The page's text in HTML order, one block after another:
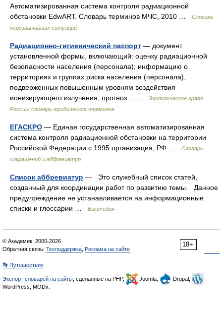
Автоматизированная система контроля радиационной
обстановки EdwART. Словарь терминов МЧС, 2010 …
Словарь
черезвычайных ситуаций
Радиационно-гигиенический паспорт — документ
установленной формы, включающий: оценку радиационной
безопасности населения (персонала); информацию о
территориях и группах риска населения (персонала),
подверженных повышенным уровням воздействия
ионизирующего излучения; прогноз… …
Экологическое право
России: словарь юридических терминов
ЕГАСКРО — Единая государственная автоматизированная
система контроля радиационной обстановки на территории
Российской Федерации с 1995 организация, РФ …
Словарь
сокращений и аббревиатур
Список аббревиатур — Это служебный список статей,
созданный для координации работ по развитию темы. Данное
предупреждение не устанавливается на информационные
списки и глоссарии …
Википедия
18+
© Академик, 2000-2026
Обратная связь: Техподдержка Реклама на сайте
👣 Путешествия
Экспорт словарей на сайты , сделанные на PHP, Joomla,
Drupal,
WordPress, MODx.